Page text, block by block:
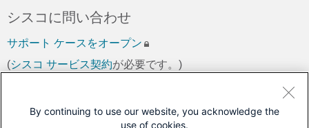
シスコに問い合わせ
サポート ケースをオープン
(シスコ サービス契約が必要です。)
このドキュメントは次の製品に対応しています
By continuing to use our website, you acknowledge the
use of cookies.